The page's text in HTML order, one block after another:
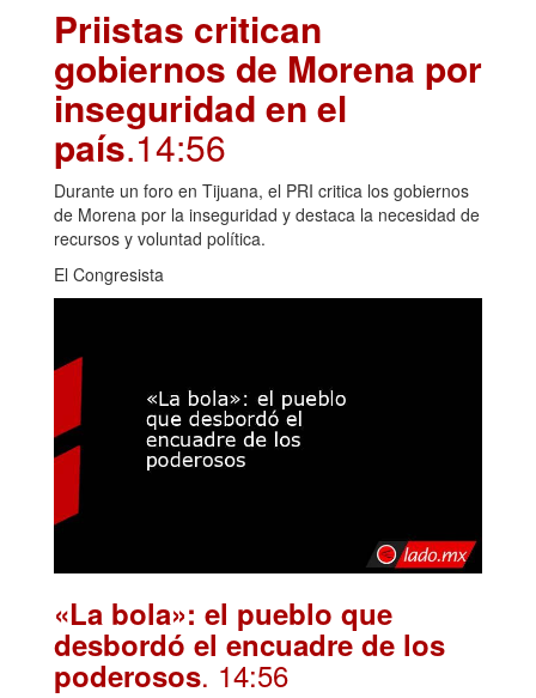
Priistas critican
gobiernos de Morena por
inseguridad en el
país.14:56
Durante un foro en Tijuana, el PRI critica los gobiernos
de Morena por la inseguridad y destaca la necesidad de
recursos y voluntad política.
El Congresista
«La bola»: el pueblo que
desbordó el encuadre de los
poderosos. 14:56